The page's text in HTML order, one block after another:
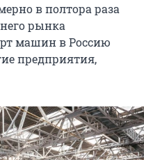
в полтора раза
рынка
машин в Россию
предприятия,